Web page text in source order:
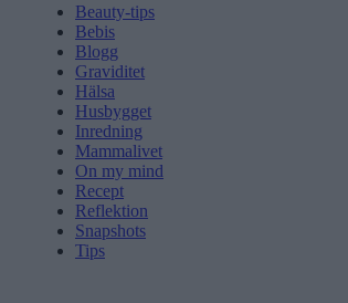
Beauty-tips
Bebis
Blogg
Graviditet
Hälsa
Husbygget
Inredning
Mammalivet
On my mind
Recept
Reflektion
Snapshots
Tips